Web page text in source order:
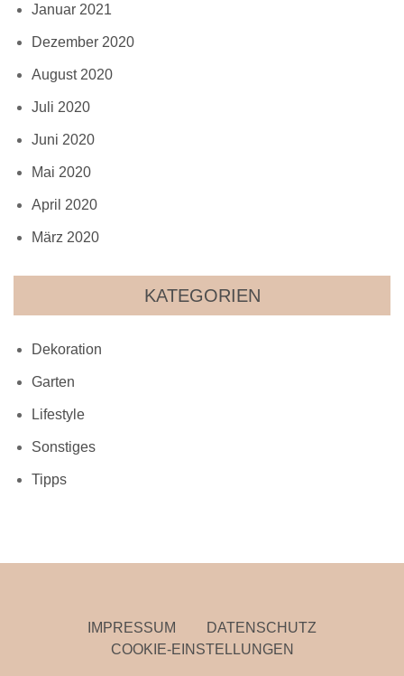
Januar 2021
Dezember 2020
August 2020
Juli 2020
Juni 2020
Mai 2020
April 2020
März 2020
KATEGORIEN
Dekoration
Garten
Lifestyle
Sonstiges
Tipps
IMPRESSUM
DATENSCHUTZ
COOKIE-EINSTELLUNGEN